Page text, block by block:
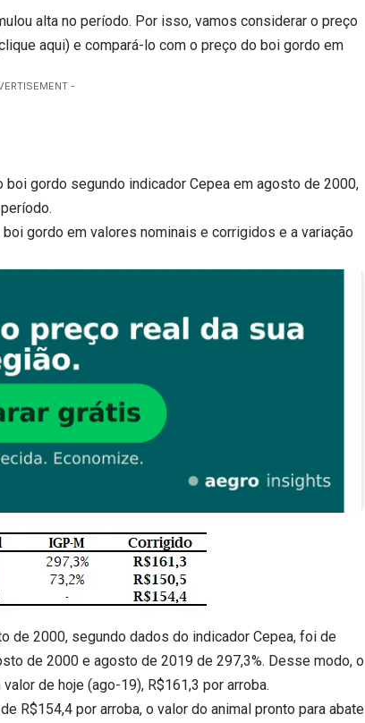
alta no período. Por isso, vamos considerar o preço
aqui) e compará-lo com o preço do boi gordo em
-
gordo segundo indicador Cepea em agosto de 2000,
gordo em valores nominais e corrigidos e a variação
de 2000, segundo dados do indicador Cepea, foi de
de 2000 e agosto de 2019 de 297,3%. Desse modo, o
de hoje (ago-19), R$161,3 por arroba.
R$154,4 por arroba, o valor do animal pronto para abate